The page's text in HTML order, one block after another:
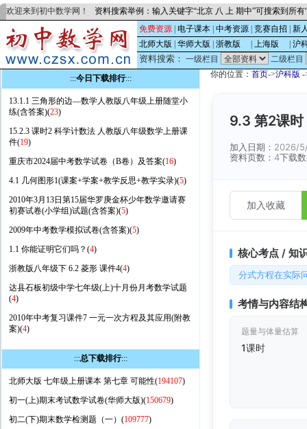
欢迎来到初中数学网！ 资料搜索举例：输入关键字“北京 八 上 期中”可搜索到所
免费资源 电子课本 中考资源 竞赛自招
新
北师大版
华师大版 浙教版 上海版 沪
资料搜索： 一级栏目
二级栏目
:::今日下载排行:::
13.1.1 三角形的边—数学人教版八年级上册随堂小
练(含答案)(23)
15.2.3 课时2 科学计数法 人教版八年级数学上册课
件(19)
重庆市2024届中考数学试卷（B卷）及答案(16)
4.1 几何图形1(课案+学案+教学反思+教学实录)(5)
2010年3月13日第15届华罗庚金杯少年数学邀请赛
初赛试卷(小学组)试题(含答案)(5)
2009年中考数学模拟试卷(含答案)(5)
1.1 你能证明它们吗？(4)
浙教版八年级下 6.2 菱形 课件4(4)
达县石板初级中学七年级(上)十月份月考数学试题
(4)
2010年中考复习课件7 一元一次方程及其应用(附教
案)(4)
:::总下载排行:::
北师大版 七年级上册课本 第七章 可能性(194107)
初一(上)期末考试数学试卷(华师大版)(150679)
初二(下)期末数学检测题（一）(109777)
你的位置： 首页->沪科版 -
9.3 第2课
加入日期： 2026/
资料页数：4下载
加入收藏
核心考点 / 知
分式方程在实际
考情与内容结
题量与体量估算
1课时